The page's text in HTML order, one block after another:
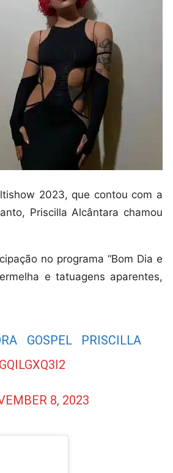
2023, que contou com a
Priscilla Alcântara chamou
no programa “Bom Dia e
e tatuagens aparentes,
GOSPEL PRISCILLA
8, 2023